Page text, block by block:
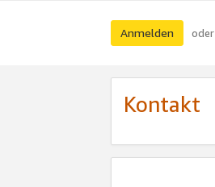
Anmelden oder
Kontakt